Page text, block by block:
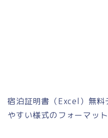
宿泊証明書（Excel）無
やすい様式のフォーマット